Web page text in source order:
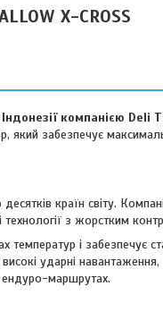
X-CROSS
Індонезії компанією Deli
який забезпечує
країн світу.
з жорстким
температур і забезпечує
ударні навантаження,
ендуро-маршрутах.